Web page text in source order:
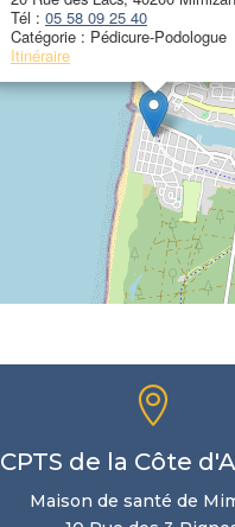
Tél : 05 58 09 25 40
Catégorie : Pédicure-Podologue
Itinéraire

CPTS de la Côte
Maison de santé de